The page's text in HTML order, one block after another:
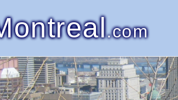
.com